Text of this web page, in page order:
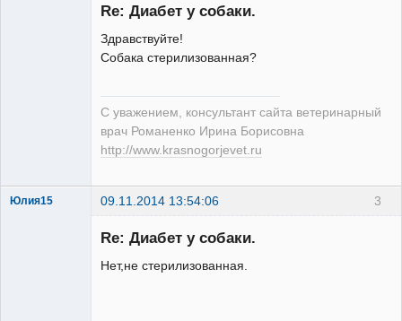
Re: Диабет у собаки.
Здравствуйте!
Собака стерилизованная?
С уважением, консультант сайта ветеринарный
врач Романенко Ирина Борисовна
http://www.krasnogorjevet.ru
3
Юлия15 09.11.2014 13:54:06
Зарегистрированный
Re: Диабет у собаки.
Нет,не стерилизованная.